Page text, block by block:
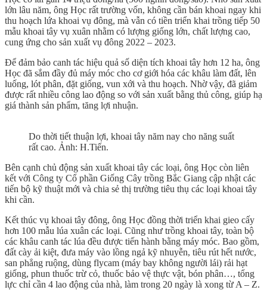
lớn lâu năm, ông Học rất trường vốn, không cần bán khoai ngay khi
thu hoạch lứa khoai vụ đông, mà vẫn có tiền triển khai trồng tiếp 50
mẫu khoai tây vụ xuân nhằm có lượng giống lớn, chất lượng cao,
cung ứng cho sản xuất vụ đông 2022 – 2023.
Để đảm bảo canh tác hiệu quả số diện tích khoai tây hơn 12 ha, ông
Học đã sắm đầy đủ máy móc cho cơ giới hóa các khâu làm đất, lên
luống, lót phân, đặt giống, vun xới và thu hoạch. Nhờ vậy, đã giảm
được rất nhiều công lao động so với sản xuất bằng thủ công, giúp hạ
giá thành sản phẩm, tăng lợi nhuận.
Do thời tiết thuận lợi, khoai tây năm nay cho năng suất
rất cao. Ảnh: H.Tiến.
Bên cạnh chủ động sản xuất khoai tây các loại, ông Học còn liên
kết với Công ty Cổ phần Giống Cây trồng Bắc Giang cập nhật các
tiến bộ kỹ thuật mới và chia sẻ thị trường tiêu thụ các loại khoai tây
khi cần.
Kết thúc vụ khoai tây đông, ông Học đồng thời triển khai gieo cấy
hơn 100 mẫu lúa xuân các loại. Cũng như trồng khoai tây, toàn bộ
các khâu canh tác lúa đều được tiến hành bằng máy móc. Bao gồm,
đất cày ải kiệt, đưa máy vào lồng ngả kỹ nhuyễn, tiêu rút hết nước,
san phẳng ruộng, dùng flycam (máy bay không người lái) rải hạt
giống, phun thuốc trừ cỏ, thuốc bảo vệ thực vật, bón phân…, tổng
lực chỉ cần 4 lao động của nhà, làm trong 20 ngày là xong từ A – Z.